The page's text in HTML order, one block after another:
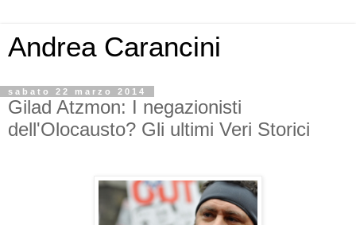
Andrea Carancini
sabato 22 marzo 2014
Gilad Atzmon: I negazionisti
dell'Olocausto? Gli ultimi Veri Storici